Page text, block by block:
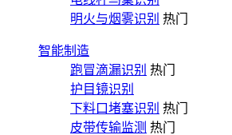
明火与烟雾识别 热门
智能制造
跑冒滴漏识别 热门
护目镜识别
下料口堵塞识别 热门
皮带传输监测 热门